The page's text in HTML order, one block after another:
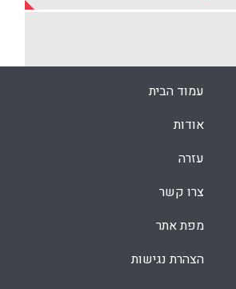
עמוד הבית
אודות
עזרה
צרו קשר
מפת אתר
הצהרת נגישות